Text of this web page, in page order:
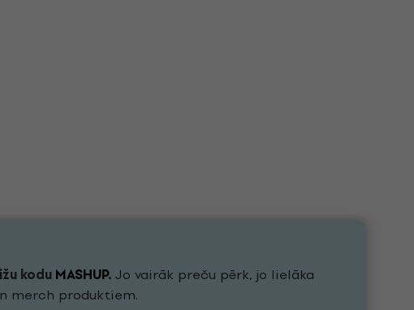
koduMASHUP.Jo vairāk preču pērk, jo lielāka
merch produktiem.